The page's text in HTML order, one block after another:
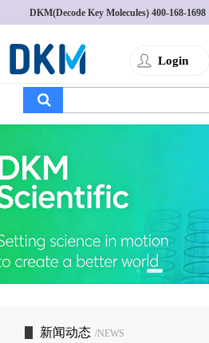
DKM(Decode Key Molecules) 400-168-1698
Login
新闻动态 /NEWS